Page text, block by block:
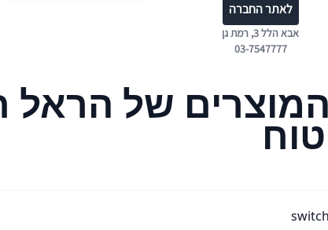
לאתר החברה
אבא הלל 3, רמת גן
03-7547777
של הראל